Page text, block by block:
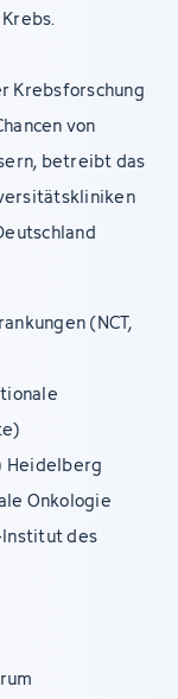
Krebsforschung
von
betreibt das
(NCT,
Heidelberg
Onkologie
Institut des